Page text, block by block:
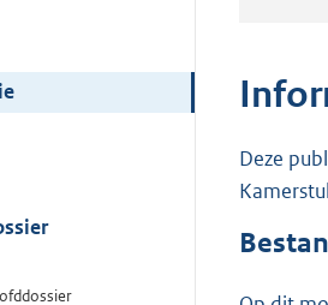
Deze